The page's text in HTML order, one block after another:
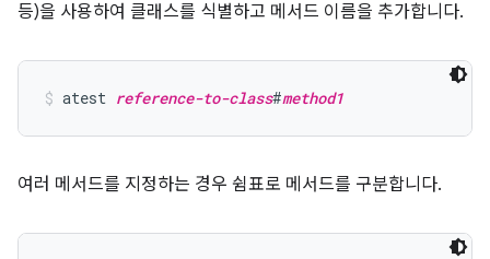
등)을 사용하여 클래스를 식별하고 메서드 이름을 추가합니다.
atest reference-to-class#method1
여러 메서드를 지정하는 경우 쉼표로 메서드를 구분합니다.